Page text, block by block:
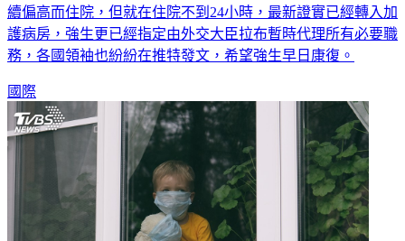
續偏高而住院，但就在住院不到24小時，最新證實已經轉入加
護病房，強生更已經指定由外交大臣拉布暫時代理所有必要職
務，各國領袖也紛紛在推特發文，希望強生早日康復。
國際